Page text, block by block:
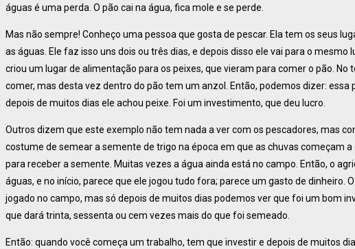
águas é uma perda. O pão cai na água, fica mole e se perde.
Mas não sempre! Conheço uma pessoa que gosta de pescar. Ela tem os seus
as águas. Ele faz isso uns dois ou três dias, e depois disso ele vai para o mesmo
criou um lugar de alimentação para os peixes, que vieram para comer o pão. No
comer, mas desta vez dentro do pão tem um anzol. Então, podemos dizer: essa
depois de muitos dias ele achou peixe. Foi um investimento, que deu lucro.
Outros dizem que este exemplo não tem nada a ver com os pescadores, mas
costume de semear a semente de trigo na época em que as chuvas começam
para receber a semente. Muitas vezes a água ainda está no campo. Então, o
águas, e no início, parece que ele jogou tudo fora; parece um gasto de dinheiro.
jogado no campo, mas só depois de muitos dias podemos ver que foi um bom
que dará trinta, sessenta ou cem vezes mais do que foi semeado.
Então: quando você começa um trabalho, tem que investir e depois de muitos